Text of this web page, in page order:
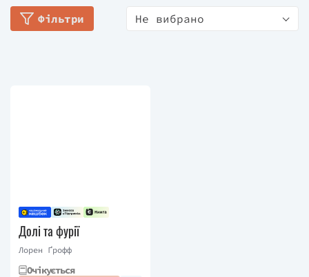
фіналісткою Національної премії кола книжкових
критиків. Її роботи регулярно з'являються в The
Фільтри Не вибрано
Долі та фурії
Лорен Ґрофф
Очікується